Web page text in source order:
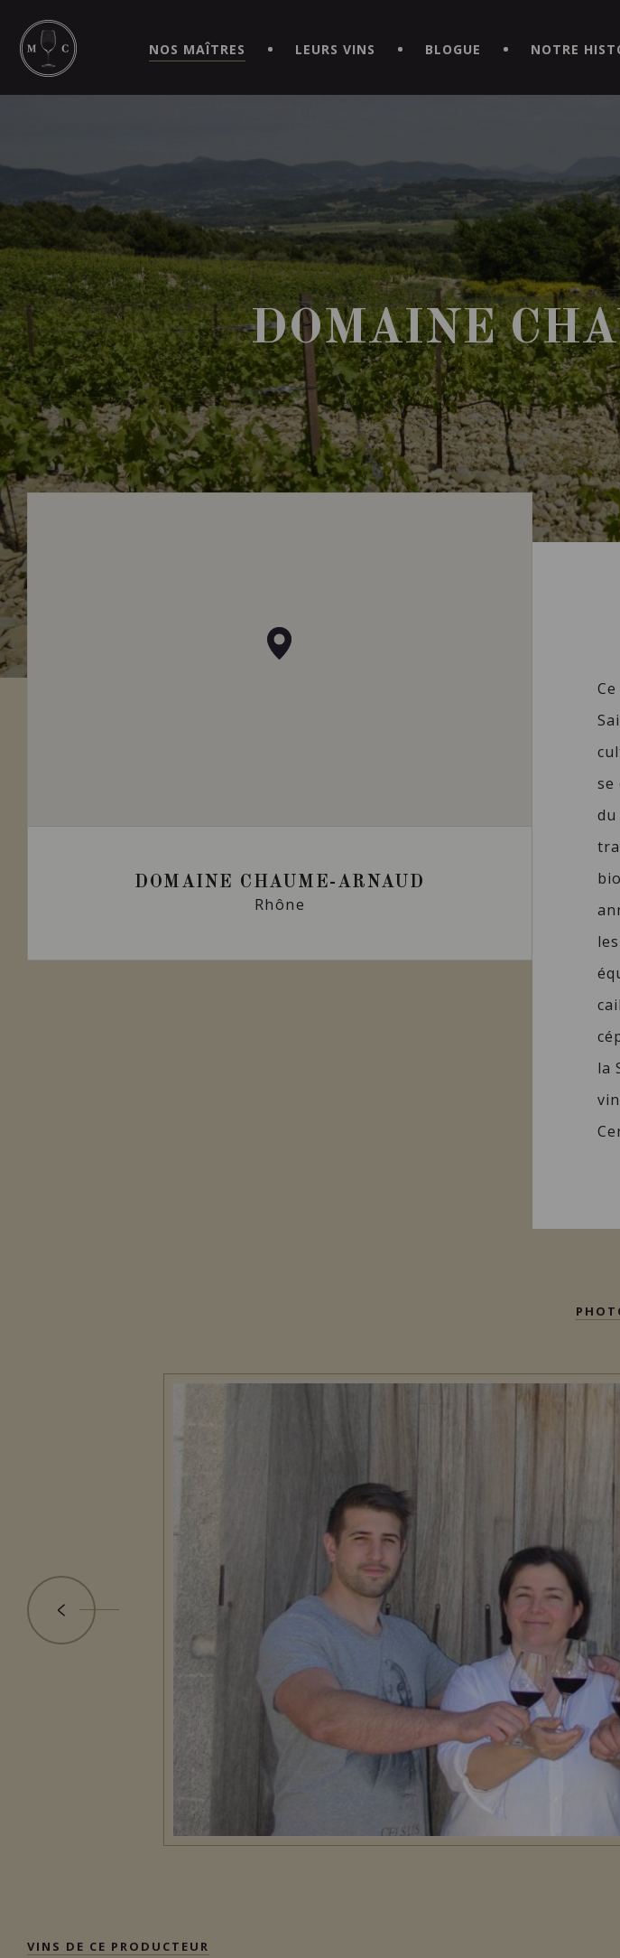
MAITRE | CAVISTE VIRTUEL!
NOS MAÎTRES LEURS VINS BLOGUE NOTRE
DOMAINE
DOMAINE CHAUME-ARNAUD
Rhône
se
la
VINS DE CE PRODUCTEUR